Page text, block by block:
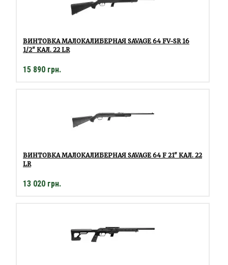
ВИНТОВКА МАЛОКАЛИБЕРНАЯ SAVAGE 64 FV-SR 16
1/2" КАЛ. 22 LR
15 890 грн.
ВИНТОВКА МАЛОКАЛИБЕРНАЯ SAVAGE 64 F 21" КАЛ. 22
LR
13 020 грн.